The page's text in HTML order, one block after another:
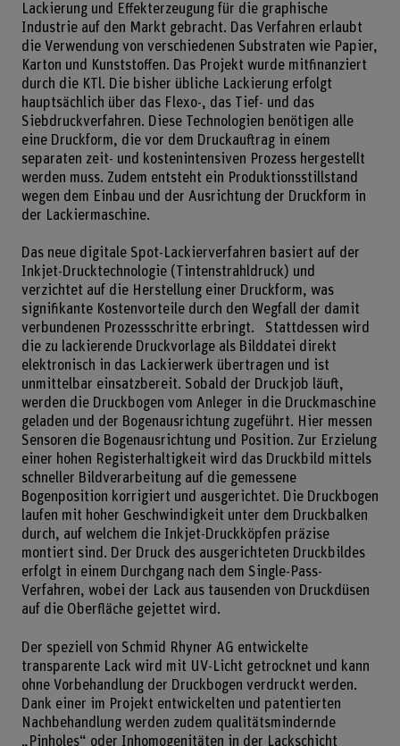
Lackierung und Effekterzeugung für die graphische
Industrie auf den Markt gebracht. Das Verfahren erlaubt
die Verwendung von verschiedenen Substraten wie Papier,
Karton und Kunststoffen. Das Projekt wurde mitfinanziert
durch die KTl. Die bisher übliche Lackierung erfolgt
hauptsächlich über das Flexo-, das Tief- und das
Siebdruckverfahren. Diese Technologien benötigen alle
eine Druckform, die vor dem Druckauftrag in einem
separaten zeit- und kostenintensiven Prozess hergestellt
werden muss. Zudem entsteht ein Produktionsstillstand
wegen dem Einbau und der Ausrichtung der Druckform in
der Lackiermaschine.
Das neue digitale Spot-Lackierverfahren basiert auf der
Inkjet-Drucktechnologie (Tintenstrahldruck) und
verzichtet auf die Herstellung einer Druckform, was
signifikante Kostenvorteile durch den Wegfall der damit
verbundenen Prozessschritte erbringt. Stattdessen wird
die zu lackierende Druckvorlage als Bilddatei direkt
elektronisch in das Lackierwerk übertragen und ist
unmittelbar einsatzbereit. Sobald der Druckjob läuft,
werden die Druckbogen vom Anleger in die Druckmaschine
geladen und der Bogenausrichtung zugeführt. Hier messen
Sensoren die Bogenausrichtung und Position. Zur Erzielung
einer hohen Registerhaltigkeit wird das Druckbild mittels
schneller Bildverarbeitung auf die gemessene
Bogenposition korrigiert und ausgerichtet. Die Druckbogen
laufen mit hoher Geschwindigkeit unter dem Druckbalken
durch, auf welchem die Inkjet-Druckköpfen präzise
montiert sind. Der Druck des ausgerichteten Druckbildes
erfolgt in einem Durchgang nach dem Single-Pass-
Verfahren, wobei der Lack aus tausenden von Druckdüsen
auf die Oberfläche gejettet wird.
Der speziell von Schmid Rhyner AG entwickelte
transparente Lack wird mit UV-Licht getrocknet und kann
ohne Vorbehandlung der Druckbogen verdruckt werden.
Dank einer im Projekt entwickelten und patentierten
Nachbehandlung werden zudem qualitätsmindernde
„Pinholes“ oder Inhomogenitäten in der Lackschicht